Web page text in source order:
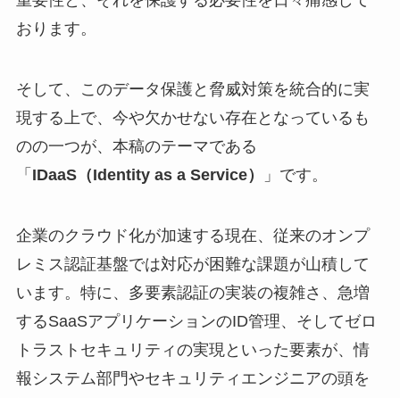
おります。
そして、このデータ保護と脅威対策を統合的に実
現する上で、今や欠かせない存在となっているも
のの一つが、本稿のテーマである
「 IDaaS（Identity as a Service） 」です。
企業のクラウド化が加速する現在、従来のオンプ
レミス認証基盤では対応が困難な課題が山積して
います。特に、多要素認証の実装の複雑さ、急増
するSaaSアプリケーションのID管理、そしてゼロ
トラストセキュリティの実現といった要素が、情
報システム部門やセキュリティエンジニアの頭を